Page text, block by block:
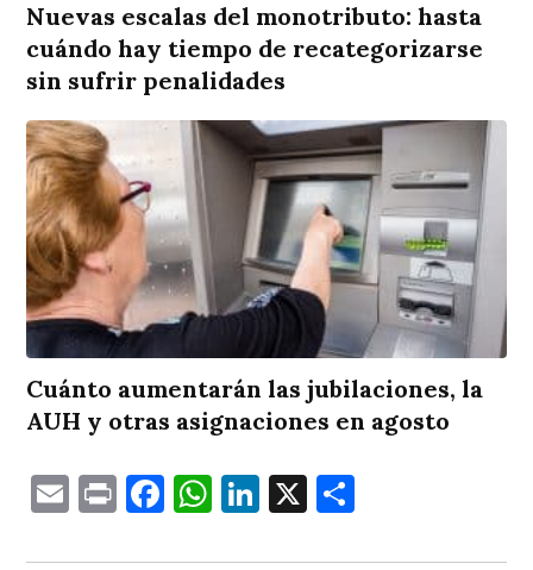
Nuevas escalas del monotributo: hasta
cuándo hay tiempo de recategorizarse
sin sufrir penalidades
Cuánto aumentarán las jubilaciones, la
AUH y otras asignaciones en agosto
EmailPrintFacebook
WhatsApp
LinkedIn
X